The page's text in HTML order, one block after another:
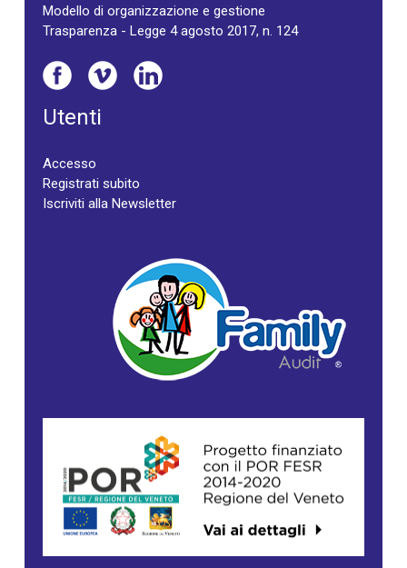
Modello di organizzazione e gestione
Trasparenza - Legge 4 agosto 2017, n. 124
Utenti
Accesso
Registrati subito
Iscriviti alla Newsletter